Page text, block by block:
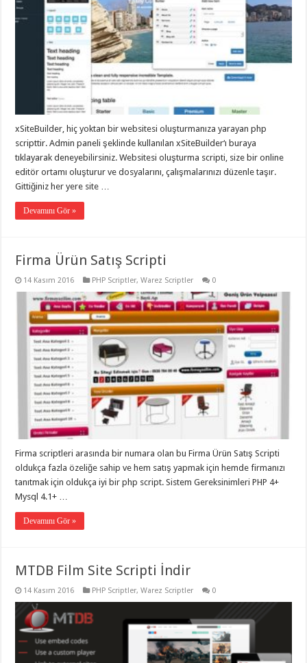
xSiteBuilder, hiç yoktan bir websitesi oluşturmanıza yarayan php
scripttir. Admin paneli şeklinde kullanılan xSiteBuilder‘ı buraya
tıklayarak deneyebilirsiniz. Websitesi oluşturma scripti, size bir online
editör ortamı oluşturur ve dosyalarını, çalışmalarınızı düzenle taşır.
Gittiğiniz her yere site …
Devamını Gör »
Firma Ürün Satış Scripti
14 Kasım 2016 PHP Scriptler,Warez Scriptler 0
Firma scriptleri arasında bir numara olan bu Firma Ürün Satış Scripti
oldukça fazla özeliğe sahip ve hem satış yapmak için hemde firmanızı
tanıtmak için oldukça iyi bir php script. Sistem Gereksinimleri PHP 4+
Mysql 4.1+ …
Devamını Gör »
MTDB Film Site Scripti İndir
14 Kasım 2016 PHP Scriptler,Warez Scriptler 0